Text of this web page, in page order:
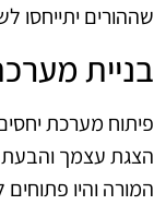
שההורים
בניית
פיתוח מערכת
הצגת עצמך והבעת
המורה והיו